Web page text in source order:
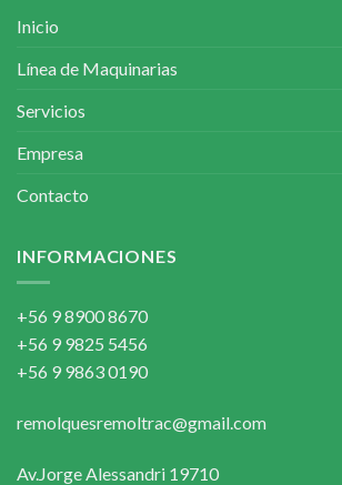
Inicio
Línea de Maquinarias
Servicios
Empresa
Contacto
INFORMACIONES
+56 9 8900 8670
+56 9 9825 5456
+56 9 9863 0190
remolquesremoltrac@gmail.com
Av.Jorge Alessandri 19710